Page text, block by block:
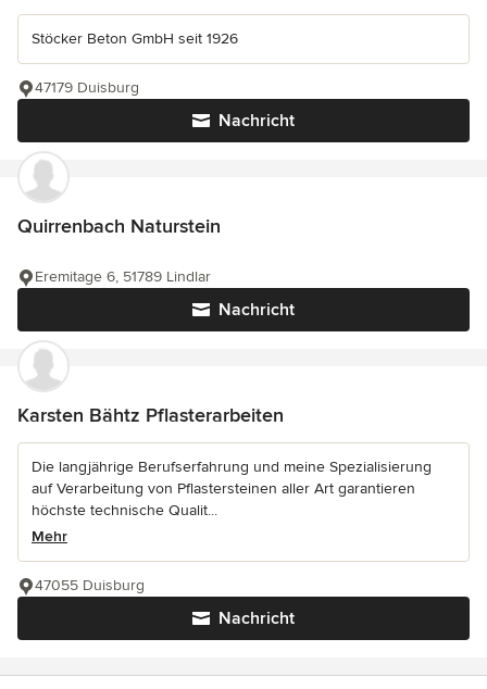
Stöcker Beton GmbH seit 1926
Nachricht
47179 Duisburg
Quirrenbach Naturstein
Nachricht
Eremitage 6, 51789 Lindlar
Karsten Bähtz Pflasterarbeiten
Die langjährige Berufserfahrung und meine Spezialisierung
auf Verarbeitung von Pflastersteinen aller Art garantieren
höchste technische Qualit...
Mehr
Nachricht
47055 Duisburg